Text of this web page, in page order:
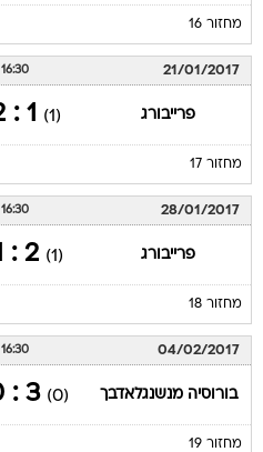
מחזור 16
21/01/2017
16:30
פרייבורג (1)
1 : 2
מחזור 17
28/01/2017
16:30
פרייבורג (1)
2 : 1
מחזור 18
04/02/2017
16:30
בורוסיה מנשנגלאדבך (0)
3 : 0
מחזור 19